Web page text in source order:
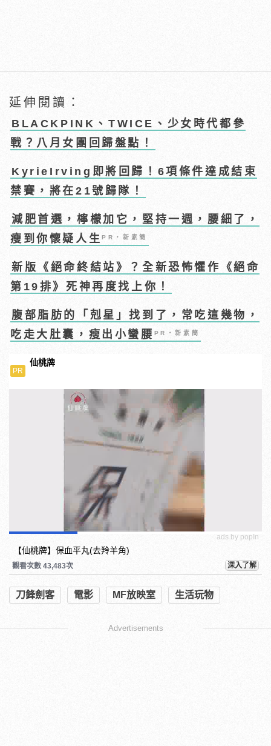
延伸閱讀：
BLACKPINK、TWICE、少女時代都參
戰？八月女團回歸盤點！
KyrieIrving即將回歸！6項條件達成結束
禁賽，將在21號歸隊！
減肥首選，檸檬加它，堅持一週，腰細了，
瘦到你懷疑人生PR・新素簡
新版《絕命終結站》？全新恐怖懼作《絕命
第19排》死神再度找上你！
腹部脂肪的「剋星」找到了，常吃這幾物，
吃走大肚囊，瘦出小蠻腰 PR・新素簡
PR
仙桃牌
ads by popIn
【仙桃牌】保血平丸(去羚羊角)
觀看次數 43,483次 深入了解
刀鋒劍客 電影 MF放映室 生活玩物
Advertisements